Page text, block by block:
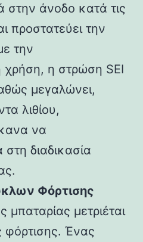
στην άνοδο κατά τις
προστατεύει την
την
η στρώση SEI
μεγαλώνει,
λιθίου,
να
διαδικασία
Φόρτισης
μπαταρίας μετριέται
φόρτισης. Ένας